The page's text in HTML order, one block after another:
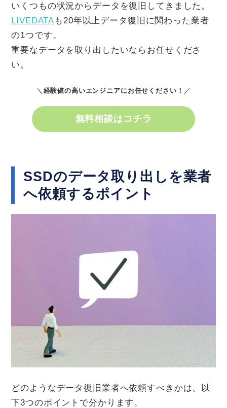
いくつもの状況からデータを復旧してきました。
LIVEDATAも20年以上データ復旧に関わった業者
の1つです。
重要なデータを取り出したいならお任せくださ
い。
＼ 経験値の高いエンジニアにお任せください！ ／
無料相談はコチラ
SSDのデータ取り出しを業者
へ依頼するポイント
どのようなデータ復旧業者へ依頼すべきかは、以
下3つのポイントで分かります。